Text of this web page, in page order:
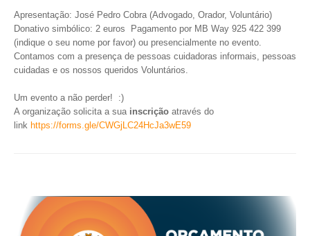
REGULAMENTOS E TAXAS
RELATÓRIO E CONTAS
INVENTÁRIO
CÓDIGO DE CONDUTA
ORÇAMENTO COLABORATIVO
GERAIS
Apresentação: José Pedro Cobra (Advogado, Orador, Voluntário)
Donativo simbólico: 2 euros Pagamento por MB Way 925 422 399
(indique o seu nome por favor) ou presencialmente no evento.
Contamos com a presença de pessoas cuidadoras informais, pessoas
cuidadas e os nossos queridos Voluntários.
Um evento a não perder! :)
A organização solicita a sua inscrição através do
link https://forms.gle/CWGjLC24HcJa3wE59